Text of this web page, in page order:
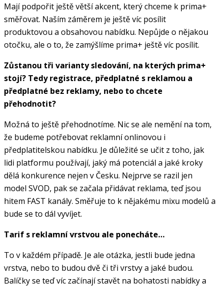
Mají podpořit ještě větší akcent, který chceme k prima+
směřovat. Naším záměrem je ještě víc posílit
produktovou a obsahovou nabídku. Nepůjde o nějakou
otočku, ale o to, že zamýšlíme prima+ ještě víc posílit.
Zůstanou tři varianty sledování, na kterých prima+
stojí? Tedy registrace, předplatné s reklamou a
předplatné bez reklamy, nebo to chcete
přehodnotit?
Možná to ještě přehodnotíme. Nic se ale nemění na tom,
že budeme potřebovat reklamní onlinovou i
předplatitelskou nabídku. Je důležité se učit z toho, jak
lidi platformu používají, jaký má potenciál a jaké kroky
dělá konkurence nejen v Česku. Nejprve se razil jen
model SVOD, pak se začala přidávat reklama, teď jsou
hitem FAST kanály. Směřuje to k nějakému mixu modelů a
bude se to dál vyvíjet.
Tarif s reklamní vrstvou ale ponecháte…
To v každém případě. Je ale otázka, jestli bude jedna
vrstva, nebo to budou dvě či tři vrstvy a jaké budou.
Balíčky se teď víc začínají stavět na bohatosti nabídky a